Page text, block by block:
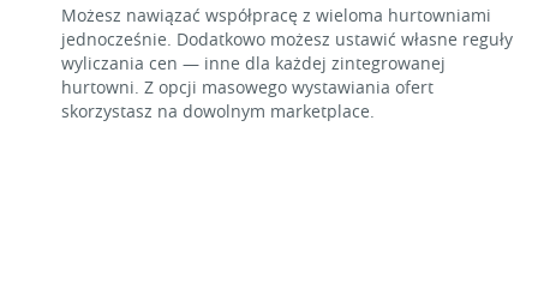
Możesz nawiązać współpracę z wieloma hurtowniami
jednocześnie. Dodatkowo możesz ustawić własne reguły
wyliczania cen — inne dla każdej zintegrowanej
hurtowni. Z opcji masowego wystawiania ofert
skorzystasz na dowolnym marketplace.